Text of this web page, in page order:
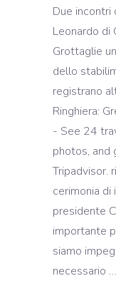
Due
Leonardo di
Grottaglie
dello
registrano
Ringhiera:
- See 24
photos, and
Tripadvisor.
cerimonia di
presidente
importante
siamo
necessario